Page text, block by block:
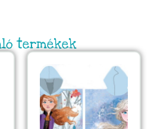
termékek